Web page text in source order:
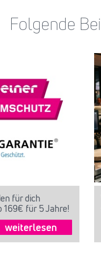
Folgende
für dich
169€ für 5 Jahre!
weiterlesen